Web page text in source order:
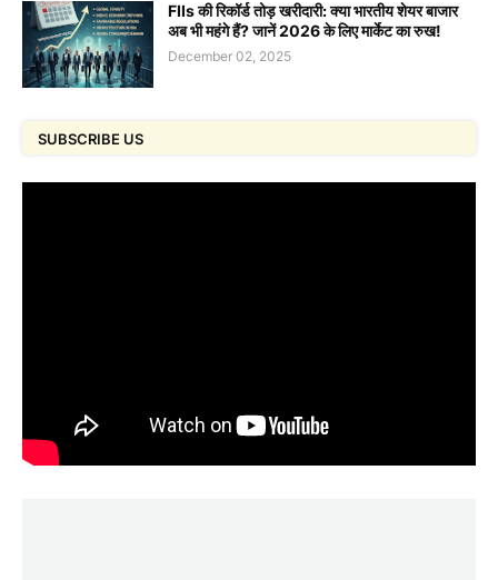
FIIs की रिकॉर्ड तोड़ खरीदारी: क्या भारतीय शेयर बाजार
अब भी महंगे हैं? जानें 2026 के लिए मार्केट का रुख!
December 02, 2025
SUBSCRIBE US